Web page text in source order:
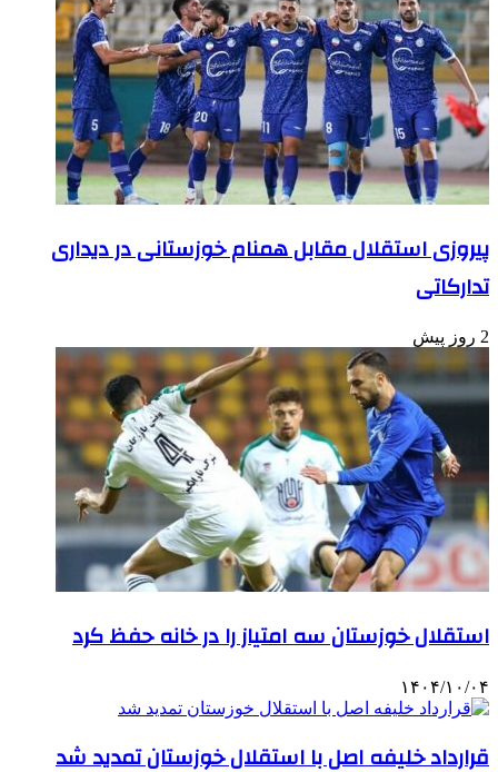
پیروزی استقلال مقابل همنام خوزستانی در دیداری
تدارکاتی
2 روز پیش
استقلال خوزستان سه امتیاز را در خانه حفظ کرد
۱۴۰۴/۱۰/۰۴
قرارداد خلیفه اصل با استقلال خوزستان تمدید شد